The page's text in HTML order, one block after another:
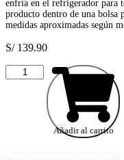
enfría en el refrigerador para
producto dentro de una bolsa
medidas aproximadas según
S/139.90
Funda
Para
Añadir al carrito